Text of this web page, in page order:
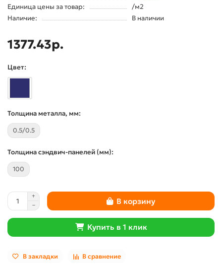
Единица цены за товар:
/м2
Наличие:
В наличии
1377.43р.
Цвет:
Толщина металла, мм:
0.5/0.5
Толщина сэндвич-панелей (мм):
100
В корзину
Купить в 1 клик
В закладки В сравнение